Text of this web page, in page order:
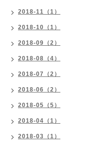
2018-11（1）
2018-10（1）
2018-09（2）
2018-08（4）
2018-07（2）
2018-06（2）
2018-05（5）
2018-04（1）
2018-03（1）